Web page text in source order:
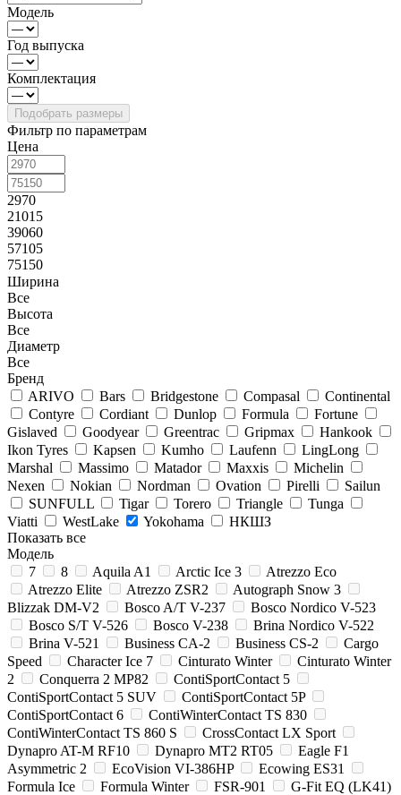
Модель
Год выпуска
Комплектация
Фильтр по параметрам
Цена
2970
21015
39060
57105
75150
Ширина
Все
Высота
Все
Диаметр
Все
Бренд
ARIVO
Bars Bridgestone Compasal
Continental
Contyre
Cordiant Dunlop Formula
Fortune
Gislaved
Goodyear Greentrac Gripmax
Hankook
Ikon Tyres
Kapsen Kumho Laufenn
LingLong
Marshal
Massimo Matador Maxxis
Michelin
Nexen
Nokian Nordman Ovation Pirelli
Sailun
SUNFULL
Tigar Torero Triangle
Tunga
Viatti
WestLake Yokohama
НКШЗ
Показать все
Модель
7
8 Aquila A1 Arctic Ice 3
Atrezzo Eco
Atrezzo Elite
Atrezzo ZSR2
Autograph Snow 3
Blizzak DM-V2
Bosco A/T V-237
Bosco Nordico V-523
Bosco S/T V-526
Bosco V-238
Brina Nordico V-522
Brina V-521
Business CA-2 Business CS-2
Cargo
Speed
Character Ice 7 Cinturato Winter
Cinturato Winter
2
Conquerra 2 MP82
ContiSportContact 5
ContiSportContact 5 SUV
ContiSportContact 5P
ContiSportContact 6
ContiWinterContact TS 830
ContiWinterContact TS 860 S
CrossContact LX Sport
Dynapro AT-M RF10
Dynapro MT2 RT05
Eagle F1
Asymmetric 2
EcoVision VI-386HP
Ecowing ES31
Formula Ice
Formula Winter FSR-901
G-Fit EQ (LK41)